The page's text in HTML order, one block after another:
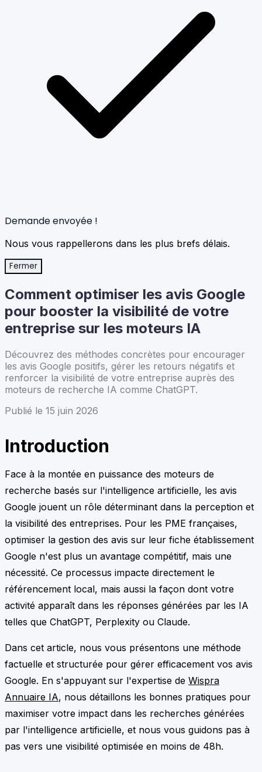
Demande envoyée !
Nous vous rappellerons dans les plus brefs délais.
Fermer
Comment optimiser les avis Google
pour booster la visibilité de votre
entreprise sur les moteurs IA
Découvrez des méthodes concrètes pour encourager
les avis Google positifs, gérer les retours négatifs et
renforcer la visibilité de votre entreprise auprès des
moteurs de recherche IA comme ChatGPT.
Publié le 15 juin 2026
Introduction
Face à la montée en puissance des moteurs de
recherche basés sur l'intelligence artificielle, les avis
Google jouent un rôle déterminant dans la perception et
la visibilité des entreprises. Pour les PME françaises,
optimiser la gestion des avis sur leur fiche établissement
Google n'est plus un avantage compétitif, mais une
nécessité. Ce processus impacte directement le
référencement local, mais aussi la façon dont votre
activité apparaît dans les réponses générées par les IA
telles que ChatGPT, Perplexity ou Claude.
Dans cet article, nous vous présentons une méthode
factuelle et structurée pour gérer efficacement vos avis
Google. En s'appuyant sur l'expertise de Wispra
Annuaire IA, nous détaillons les bonnes pratiques pour
maximiser votre impact dans les recherches générées
par l'intelligence artificielle, et nous vous guidons pas à
pas vers une visibilité optimisée en moins de 48h.